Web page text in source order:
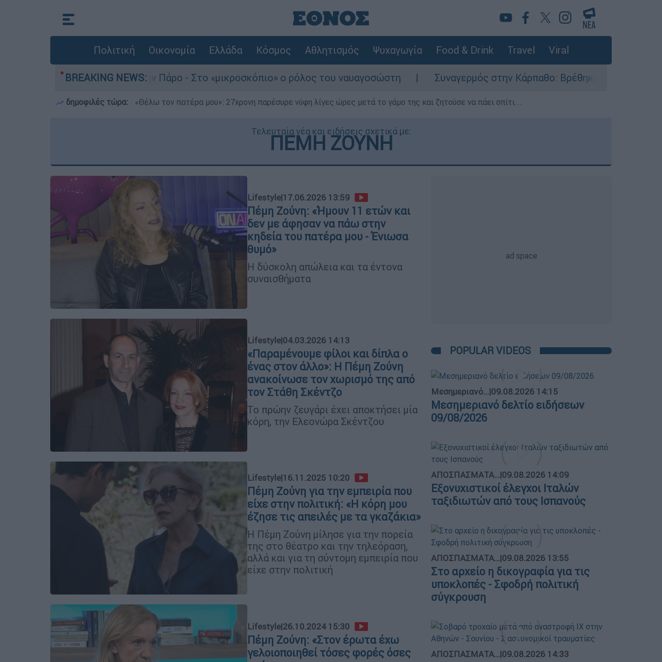
Πολιτική Οικονομία Ελλάδα Κόσμος Αθλητισμός Ψυχαγωγία Food & Drink Travel Viral
BREAKING NEWS:
του 4χρονου στην Πάρο - Στο «μικροσκόπιο» ο ρόλος του ναυαγοσώστη Συναγερμός στην Κάρπαθο: Βρέθηκαν παλιά πυρομαχικά στο
δημοφιλές τώρα: «Θέλω τον πατέρα μου»: 27χρονη παρέσυρε νύφη λίγες ώρες μετά το γάμο της και ζητούσε να πάει σπίτι...
Τελευταία νέα και ειδήσεις σχετικά με:
ΠΕΜΗ ΖΟΥΝΗ
Lifestyle|17.06.2026 13:59
Πέμη Ζούνη: «Ήμουν 11 ετών και
δεν με άφησαν να πάω στην
κηδεία του πατέρα μου - Ένιωσα
θυμό»
Η δύσκολη απώλεια και τα έντονα
συναισθήματα
Lifestyle|04.03.2026 14:13
«Παραμένουμε φίλοι και δίπλα ο
ένας στον άλλο»: Η Πέμη Ζούνη
ανακοίνωσε τον χωρισμό της από
τον Στάθη Σκέντζο
Το πρώην ζευγάρι έχει αποκτήσει μία
κόρη, την Ελεονώρα Σκέντζου
Lifestyle|16.11.2025 10:20
Πέμη Ζούνη για την εμπειρία που
είχε στην πολιτική: «Η κόρη μου
έζησε τις απειλές με τα γκαζάκια»
Η Πέμη Ζούνη μίλησε για την πορεία
της στο θέατρο και την τηλεόραση,
αλλά και για τη σύντομη εμπειρία που
είχε στην πολιτική
Lifestyle|26.10.2024 15:30
Πέμη Ζούνη: «Στον έρωτα έχω
γελοιοποιηθεί τόσες φορές όσες
POPULAR VIDEOS
Μεσημεριανό...|09.08.2026 14:15
Μεσημεριανό δελτίο ειδήσεων
09/08/2026
ΑΠΟΣΠΑΣΜΑΤΑ...|09.08.2026 14:09
Εξονυχιστικοί έλεγχοι Ιταλών
ταξιδιωτών από τους Ισπανούς
ΑΠΟΣΠΑΣΜΑΤΑ...|09.08.2026 13:55
Στο αρχείο η δικογραφία για τις
υποκλοπές - Σφοδρή πολιτική
σύγκρουση
ΑΠΟΣΠΑΣΜΑΤΑ...|09.08.2026 14:33